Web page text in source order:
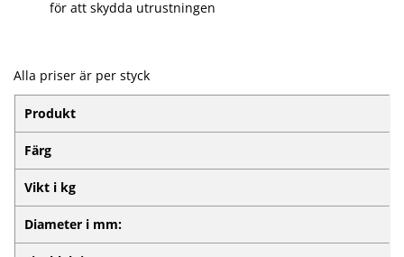
för att skydda utrustningen
Alla priser är per styck
Produkt
Färg
Vikt i kg
Diameter i mm: